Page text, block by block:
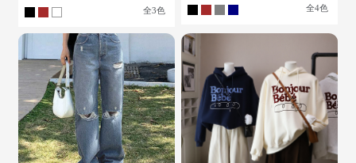
全3色 全4色